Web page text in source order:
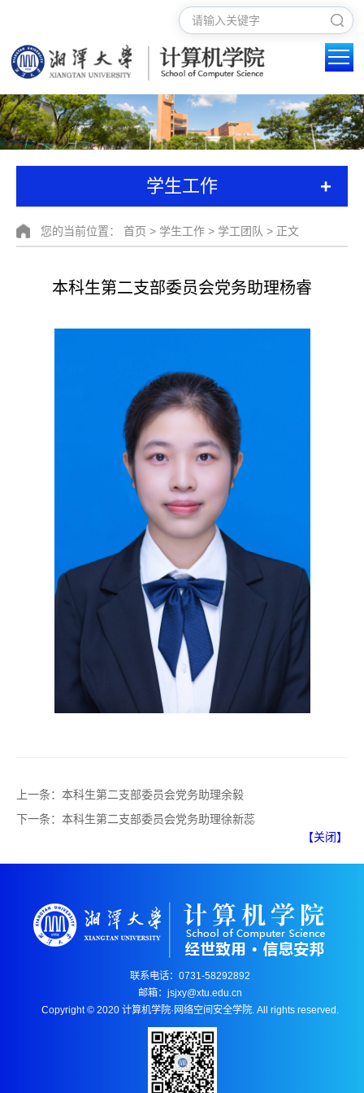
学生工作 +
您的当前位置： 首页 > 学生工作 > 学工团队 > 正文
本科生第二支部委员会党务助理杨睿
上一条： 本科生第二支部委员会党务助理余毅
下一条： 本科生第二支部委员会党务助理徐新蕊
【关闭】
联系电话：0731-58292892
邮箱：jsjxy@xtu.edu.cn
Copyright © 2020 计算机学院·网络空间安全学院. All rights reserved.